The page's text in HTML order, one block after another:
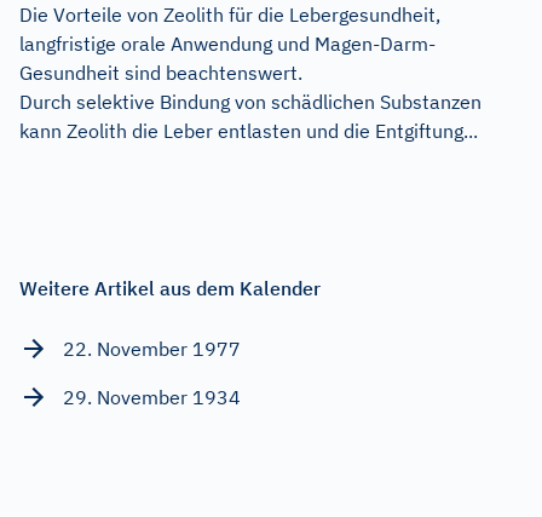
Die Vorteile von Zeolith für die Lebergesundheit,
langfristige orale Anwendung und Magen-Darm-
Gesundheit sind beachtenswert.
Durch selektive Bindung von schädlichen Substanzen
kann Zeolith die Leber entlasten und die Entgiftung...
Weitere Artikel aus dem Kalender
22. November 1977
29. November 1934